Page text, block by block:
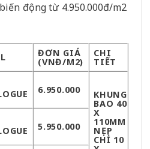
động từ 4.950.000đ/m2
ĐƠN GIÁ
(VNĐ/M2)
CHI
TIẾT
6.950.000 KHUNG
BAO 40
X
110MM
NẸP
CHỈ 10
5.950.000